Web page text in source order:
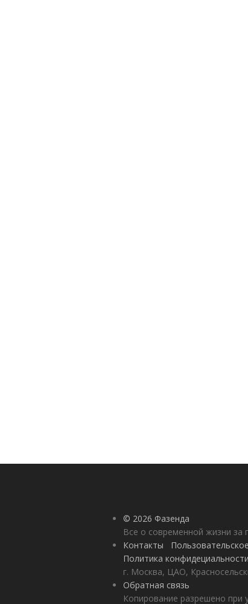
© 2026 Фазенда
Все о современной жизни за
Контакты
Политика конфидециальности
г. Москва, ЦАО,
Обратная связь
Копирование разрешено при